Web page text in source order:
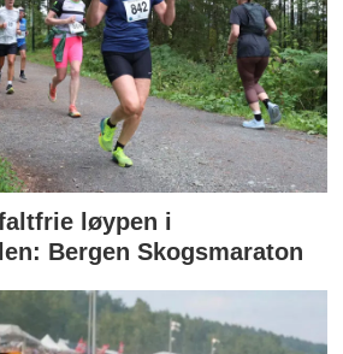
løypen i
Bergen Skogsmaraton